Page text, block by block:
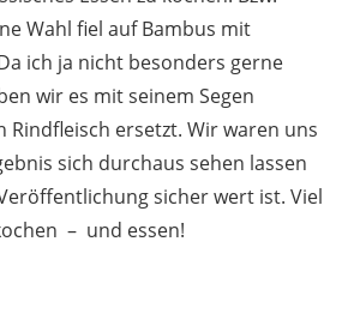
Wahl fiel auf Bambus mit
ich ja nicht besonders gerne
wir es mit seinem Segen
Rindfleisch ersetzt. Wir waren uns
sich durchaus sehen lassen
sicher wert ist. Viel
– und essen!